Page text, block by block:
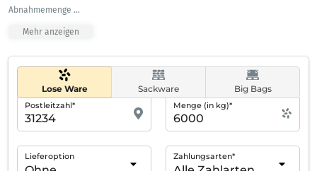
Abnahmemenge ...
Mehr anzeigen
Lose Ware Sackware Big Bags
Postleitzahl* Menge (in kg)*
Lieferoption Zahlungsarten*